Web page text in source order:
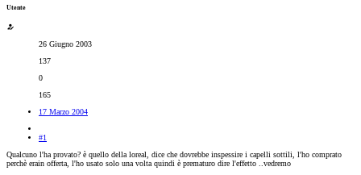
Utente
26 Giugno 2003
137
0
165
17 Marzo 2004
#1
Qualcuno l'ha provato? è quello della loreal, dice che dovrebbe inspessire i capelli sottili, l'ho comprato
perchè erain offerta, l'ho usato solo una volta quindi è prematuro dire l'effetto ..vedremo